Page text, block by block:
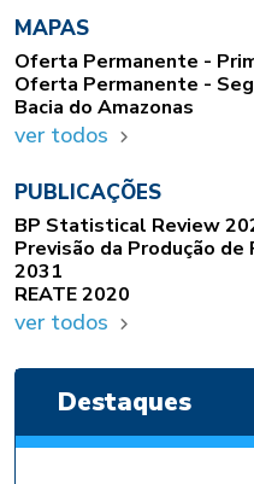
MAPAS
Oferta Permanente -
Oferta Permanente -
Bacia do Amazonas
ver todos
PUBLICAÇÕES
BP Statistical Review
Previsão da Produção
2031
REATE 2020
ver todos
Destaques